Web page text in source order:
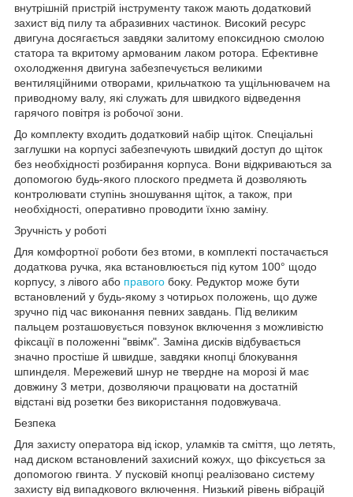
внутрішній пристрій інструменту також мають додатковий
захист від пилу та абразивних частинок. Високий ресурс
двигуна досягається завдяки залитому епоксидною смолою
статора та вкритому армованим лаком ротора. Ефективне
охолодження двигуна забезпечується великими
вентиляційними отворами, крильчаткою та ущільнювачем на
приводному валу, які служать для швидкого відведення
гарячого повітря із робочої зони.
До комплекту входить додатковий набір щіток. Спеціальні
заглушки на корпусі забезпечують швидкий доступ до щіток
без необхідності розбирання корпуса. Вони відкриваються за
допомогою будь-якого плоского предмета й дозволяють
контролювати ступінь зношування щіток, а також, при
необхідності, оперативно проводити їхню заміну.
Зручність у роботі
Для комфортної роботи без втоми, в комплекті постачається
додаткова ручка, яка встановлюється під кутом 100° щодо
корпусу, з лівого або правого боку. Редуктор може бути
встановлений у будь-якому з чотирьох положень, що дуже
зручно під час виконання певних завдань. Під великим
пальцем розташовується повзунок включення з можливістю
фіксації в положенні "ввімк". Заміна дисків відбувається
значно простіше й швидше, завдяки кнопці блокування
шпинделя. Мережевий шнур не твердне на морозі й має
довжину 3 метри, дозволяючи працювати на достатній
відстані від розетки без використання подовжувача.
Безпека
Для захисту оператора від іскор, уламків та сміття, що летять,
над диском встановлений захисний кожух, що фіксується за
допомогою гвинта. У пусковій кнопці реалізовано систему
захисту від випадкового включення. Низький рівень вібрацій